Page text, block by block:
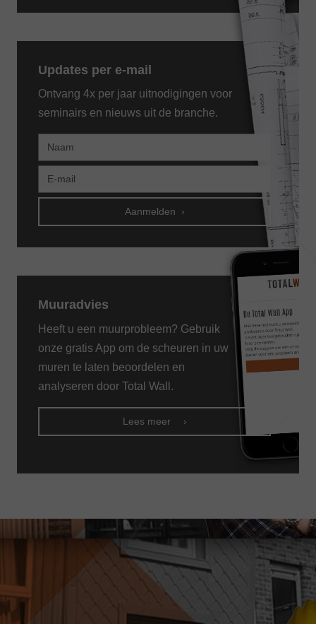
Updates per e-mail
Ontvang 4x per jaar uitnodigingen voor
seminairs en nieuws uit de branche.
Aanmelden
Muuradvies
Heeft u een muurprobleem? Gebruik
onze gratis App om de scheuren in uw
muren te laten beoordelen en
analyseren door Total Wall.
Lees meer